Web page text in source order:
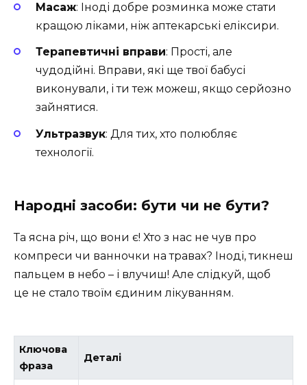
Масаж: Іноді добре розминка може стати
кращою ліками, ніж аптекарські еліксири.
Терапевтичні вправи: Прості, але
чудодійні. Вправи, які ще твої бабусі
виконували, і ти теж можеш, якщо серйозно
зайнятися.
Ультразвук: Для тих, хто полюбляє
технології.
Народні засоби: бути чи не бути?
Та ясна річ, що вони є! Хто з нас не чув про
компреси чи ванночки на травах? Іноді, тикнеш
пальцем в небо – і влучиш! Але слідкуй, щоб
це не стало твоїм єдиним лікуванням.
Ключова
фраза
Деталі